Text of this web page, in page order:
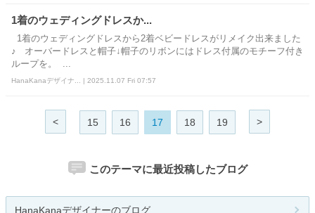
1着のウェディングドレスか...
1着のウェディングドレスから2着ベビードレスがリメイク出来ました
♪ オーバードレスと帽子↓帽子のリボンにはドレス付属のモチーフ付き
ループを。 ...
HanaKanaデザイナ... | 2025.11.07 Fri 07:57
< 15 16 17 18 19 >
このテーマに最近投稿したブログ
HanaKanaデザイナーのブログ